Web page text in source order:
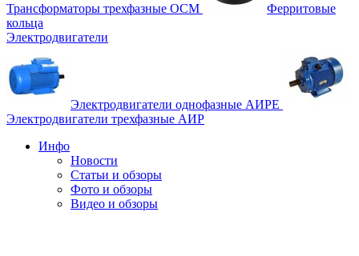
Трансформаторы трехфазные ОСМ
Ферритовые
кольца
Электродвигатели
Электродвигатели однофазные АИРЕ
Электродвигатели трехфазные АИР
Инфо
Новости
Статьи и обзоры
Фото и обзоры
Видео и обзоры